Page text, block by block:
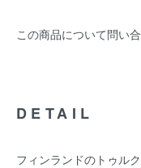
この商品について問い
DETAIL
フィンランドのトゥル